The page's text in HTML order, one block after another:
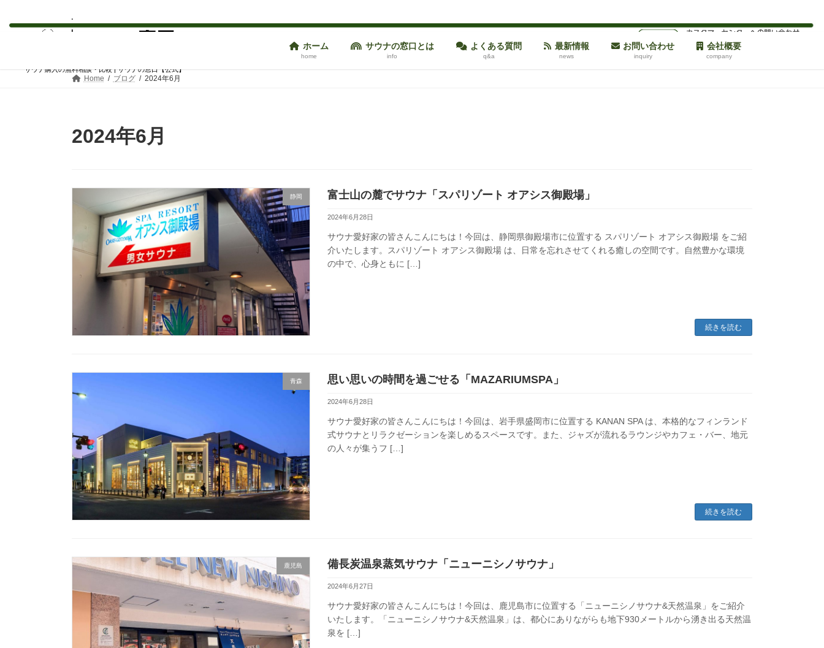
サウナ購入の無料相談・比較 | サウナの窓口【公式】
ホーム
home
サウナの窓口とは
info
よくある質問
q&a
最新情報
news
お問い合わせ
inquiry
会社概要
company
Home ブログ 2024年6月
2024年6月
静岡 富士山の麓でサウナ「スパリゾート オアシス御殿場」
2024年6月28日
サウナ愛好家の皆さんこんにちは！今回は、静岡県御殿場市に位置する スパリゾート オアシス御殿場 をご紹
介いたします。スパリゾート オアシス御殿場 は、日常を忘れさせてくれる癒しの空間です。自然豊かな環境
の中で、心身ともに […]
続きを読む
青森 思い思いの時間を過ごせる「MAZARIUMSPA」
2024年6月28日
サウナ愛好家の皆さんこんにちは！今回は、岩手県盛岡市に位置する KANAN SPA は、本格的なフィンランド
式サウナとリラクゼーションを楽しめるスペースです。また、ジャズが流れるラウンジやカフェ・バー、地元
の人々が集うフ […]
続きを読む
鹿児島 備長炭温泉蒸気サウナ「ニューニシノサウナ」
2024年6月27日
サウナ愛好家の皆さんこんにちは！今回は、鹿児島市に位置する「ニューニシノサウナ&天然温泉」をご紹介
いたします。「ニューニシノサウナ&天然温泉」は、都心にありながらも地下930メートルから湧き出る天然温
泉を […]